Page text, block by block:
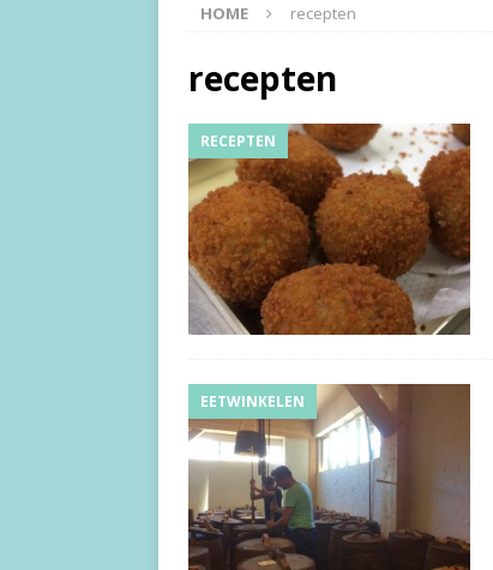
HOME recepten
recepten
RECEPTEN
EETWINKELEN